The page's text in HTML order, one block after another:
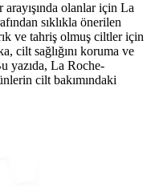
olanlar için La
sıklıkla önerilen
ve tahriş olmuş ciltler için
cilt sağlığını koruma ve
yazıda, La Roche-
cilt bakımındaki